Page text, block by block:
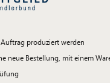
produziert werden
neue Bestellung, mit einem